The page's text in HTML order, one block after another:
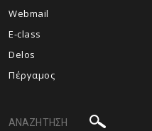
Webmail
E-class
Delos
Πέργαμος